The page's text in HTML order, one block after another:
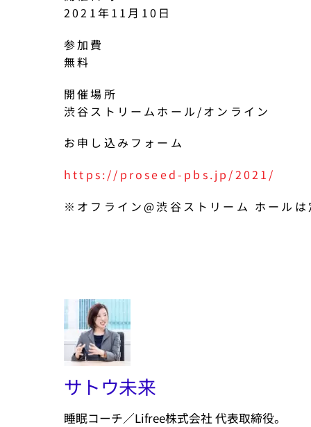
2021年11月10日
参加費
無料
開催場所
渋谷ストリームホール/オンライン
お申し込みフォーム
https://proseed-pbs.jp/2021/
※オフライン@渋谷ストリーム ホールは
サトウ未来
睡眠コーチ／Lifree株式会社 代表取締役。